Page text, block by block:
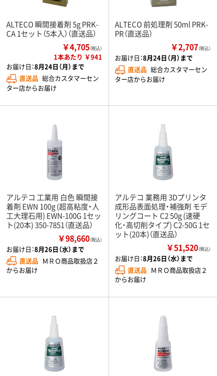
ALTECO 瞬間接着剤 5g PRK-
CA 1セット（5本入）（直送品）
￥4,705（税込）
1本あたり ￥941
お届け日：8月24日（月）まで
直送品 総合カスタマーセン
ター店からお届け
ALTECO 前処理剤 50ml PRK-
PR（直送品）
￥2,707（税込）
お届け日：8月24日（月）まで
直送品 総合カスタマーセン
ター店からお届け
アルテコ 工業用 白色 瞬間接
着剤 EWN 100g (超高粘度・人
工大理石用) EWN-100G 1セッ
ト(20本) 350-7851（直送品）
￥98,660（税込）
お届け日：8月26日（水）まで
直送品 ＭＲＯ商品取扱店２
からお届け
アルテコ 業務用 3Dプリンタ
成形品表面処理・補強剤 モデ
リングコート C2 50g (速硬
化・高切削タイプ) C2-50G 1セ
ット(20本)（直送品）
￥51,520（税込）
お届け日：8月26日（水）まで
直送品 ＭＲＯ商品取扱店２
からお届け